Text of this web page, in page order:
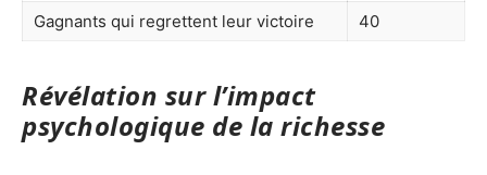
Gagnants qui regrettent leur victoire 40
Révélation sur l’impact
psychologique de la richesse